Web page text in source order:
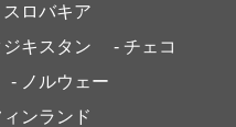
スロバキア
ジキスタン
- チェコ
- ノルウェー
ィンランド